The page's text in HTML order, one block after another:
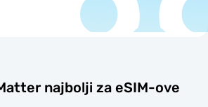
najbolji za eSIM-ove